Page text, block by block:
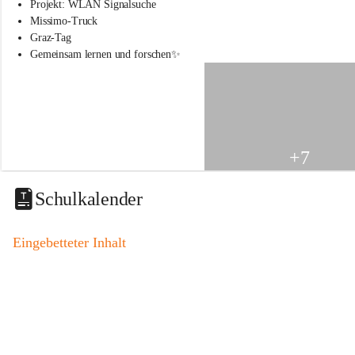
s
s
c
i
t
a
o
Projekt: WLAN Signalsuche
Missimo-Truck
Graz-Tag
Gemeinsam lernen und forschen✨
+7
Schulkalender
Eingebetteter Inhalt